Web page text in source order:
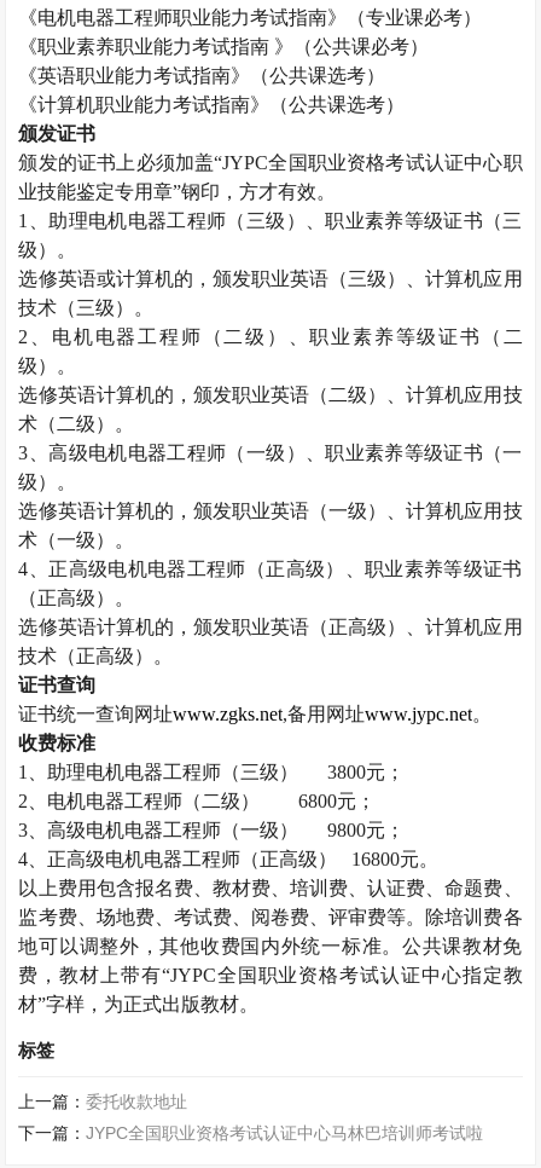
《电机电器工程师职业能力考试指南》（专业课必考）
《职业素养职业能力考试指南 》（公共课必考）
《英语职业能力考试指南》（公共课选考）
《计算机职业能力考试指南》（公共课选考）
颁发证书
颁发的证书上必须加盖“JYPC全国职业资格考试认证中心职
业技能鉴定专用章”钢印，方才有效。
1
、助理电机电器工程师（三级）、职业素养等级证书（三
级）。
选修英语或计算机的，颁发职业英语（三级）、计算机应用
技术（三级）。
2 、电机电器工程师（二级）、职业素养等级证书（二
级）。
选修英语计算机的，颁发职业英语（二级）、计算机应用技
术（二级）。
3 、高级电机电器工程师（一级）、职业素养等级证书（一
级）。
选修英语计算机的，颁发职业英语（一级）、计算机应用技
术（一级）。
4 、正高级电机电器工程师（正高级）、职业素养等级证书
（正高级）。
选修英语计算机的，颁发职业英语（正高级）、计算机应用
技术（正高级）。
证书查询
证书统一查询网址www.zgks.net,备用网址www.jypc.net。
收费标准
1
、助理电机电器工程师（三级） 3800元；
2 、电机电器工程师（二级） 6800元；
3 、高级电机电器工程师（一级） 9800元；
4 、正高级电机电器工程师（正高级） 16800元。
以上费用包含报名费、教材费、培训费、认证费、命题费、
监考费、场地费、考试费、阅卷费、评审费等。除培训费各
地可以调整外，其他收费国内外统一标准。公共课教材免
费，教材上带有“JYPC全国职业资格考试认证中心指定教
材”字样，为正式出版教材。
标签
上一篇：委托收款地址
下一篇：JYPC全国职业资格考试认证中心马林巴培训师考试啦